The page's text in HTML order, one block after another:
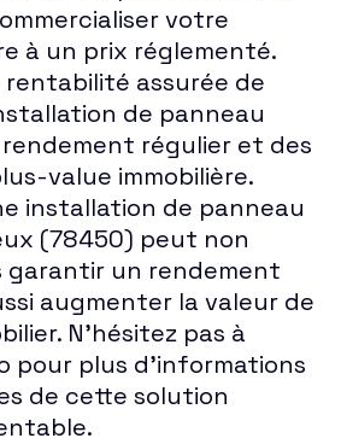
votre
à un prix réglementé.
rentabilité assurée de
de panneau
régulier et des
value immobilière.
installation de panneau
(78450) peut non
garantir un rendement
augmenter la valeur de
N'hésitez pas à
pour plus d'informations
de cette solution